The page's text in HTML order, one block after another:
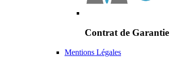
Contrat de Garantie
Mentions Légales